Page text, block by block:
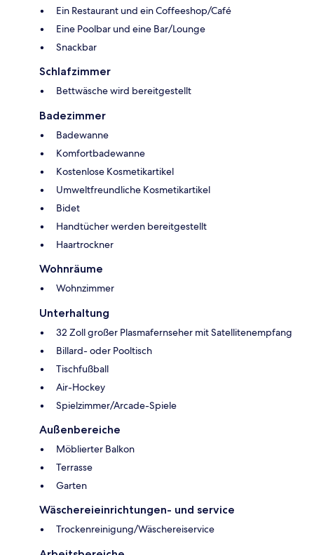
Ein Restaurant und ein Coffeeshop/Café
Eine Poolbar und eine Bar/Lounge
Snackbar
Schlafzimmer
Bettwäsche wird bereitgestellt
Badezimmer
Badewanne
Komfortbadewanne
Kostenlose Kosmetikartikel
Umweltfreundliche Kosmetikartikel
Bidet
Handtücher werden bereitgestellt
Haartrockner
Wohnräume
Wohnzimmer
Unterhaltung
32 Zoll großer Plasmafernseher mit Satellitenempfang
Billard- oder Pooltisch
Tischfußball
Air-Hockey
Spielzimmer/Arcade-Spiele
Außenbereiche
Möblierter Balkon
Terrasse
Garten
Wäschereieinrichtungen- und service
Trockenreinigung/Wäschereiservice